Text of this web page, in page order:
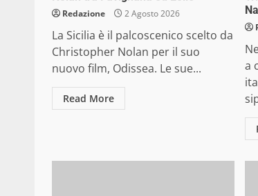
Redazione 2 Agosto 2026
La Sicilia è il palcoscenico scelto da
Christopher Nolan per il suo
nuovo film, Odissea. Le sue...
Read More
a